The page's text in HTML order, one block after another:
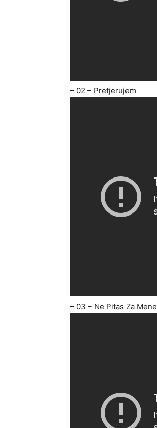
– 02 – Pretjerujem
– 03 – Ne Pitas Za Mene